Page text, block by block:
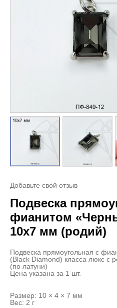
Добавьте свой отзыв
Подвеска
фианитом
10х7 мм (родий)
Подвеска прямоугольная с
(Black Diamond) класса люкс с
(по латуни)
Цена указана за 1 шт.
Размер: 10 × 4 × 7 мм
Вес: 2 г